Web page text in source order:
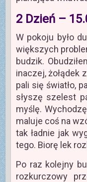
2 Dzień –
W pokoju było
większych
budzik.
inaczej, żołądek
pali się światło,
słyszę szelest
myślę.
maluje coś na
tak ładnie jak
tego. Biorę lek
Po raz kolejny
rozkurczowy